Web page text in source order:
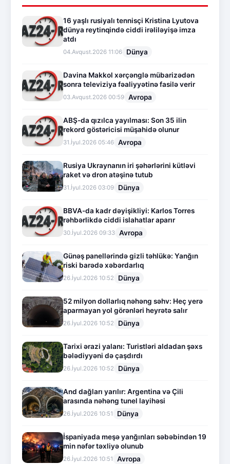
16 yaşlı rusiyalı tennisçi Kristina Lyutova
dünya reytinqində ciddi irəliləyişə imza
atdı
04.Avqust.2026 11:06 Dünya
Davina Makkol xərçənglə mübarizədən
sonra televiziya fəaliyyətinə fasilə verir
03.Avqust.2026 00:59 Avropa
ABŞ-da qızılca yayılması: Son 35 ilin
rekord göstəricisi müşahidə olunur
31.İyul.2026 05:46 Avropa
Rusiya Ukraynanın iri şəhərlərini kütləvi
raket və dron atəşinə tutub
31.İyul.2026 03:09 Dünya
BBVA-da kadr dəyişikliyi: Karlos Torres
rəhbərlikdə ciddi islahatlar aparır
30.İyul.2026 09:33 Avropa
Günəş panellərində gizli təhlükə: Yanğın
riski barədə xəbərdarlıq
26.İyul.2026 10:52 Dünya
52 milyon dollarlıq nəhəng səhv: Heç yerə
aparmayan yol görənləri heyrətə salır
26.İyul.2026 10:52 Dünya
Tarixi ərazi yalanı: Turistləri aldadan şəxs
bələdiyyəni də çaşdırdı
26.İyul.2026 10:52 Dünya
And dağları yarılır: Argentina və Çili
arasında nəhəng tunel layihəsi
26.İyul.2026 10:51 Dünya
İspaniyada meşə yanğınları səbəbindən 19
min nəfər təxliyə olunub
26.İyul.2026 10:51 Avropa